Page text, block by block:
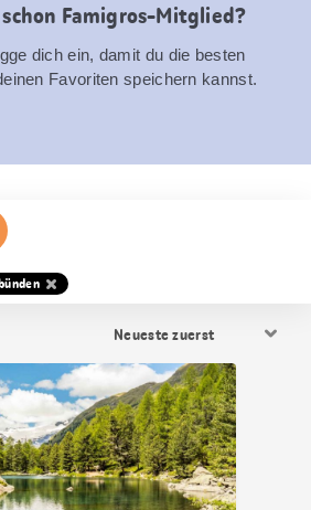
Famigros-Mitglied?
dich ein, damit du die besten
Favoriten speichern kannst.
Sortierung